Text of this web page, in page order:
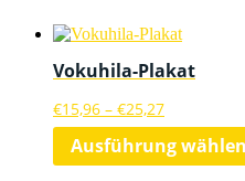
Vokuhila-Plakat
€15,96 – €25,27
€15,96
bis
€25,27
Ausführung wählen